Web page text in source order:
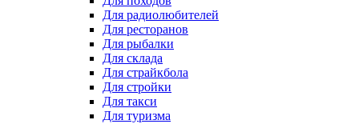
Для радиолюбителей
Для ресторанов
Для рыбалки
Для склада
Для страйкбола
Для стройки
Для такси
Для туризма